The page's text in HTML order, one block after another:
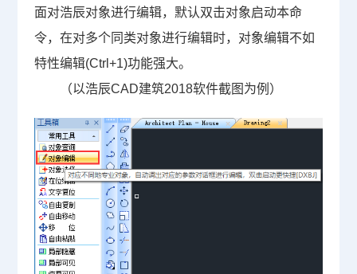
面对浩辰对象进行编辑，默认双击对象启动本命
令，在对多个同类对象进行编辑时，对象编辑不如
特性编辑(Ctrl+1)功能强大。
（以浩辰CAD建筑2018软件截图为例）